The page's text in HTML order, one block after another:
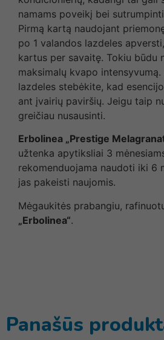
namams poveikį bei
Pirmą kartą naudojant
po 1 valandos lazdeles
kartus per savaitę. Tokiu būdu
maksimalų kvapo
lazdeles stebėkite, kad
ant įvairių paviršių. Jeigu taip
greičiau nusausinti.
Erbolinea „Prestige
užtenka apytiksliai 3
rekomenduojama naudoti iki 6
jas pakeisti naujomis.
Mėgaukitės prabangiu,
„Erbolinea“.
Panašūs